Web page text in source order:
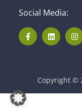
Social Media:
Copyright ©